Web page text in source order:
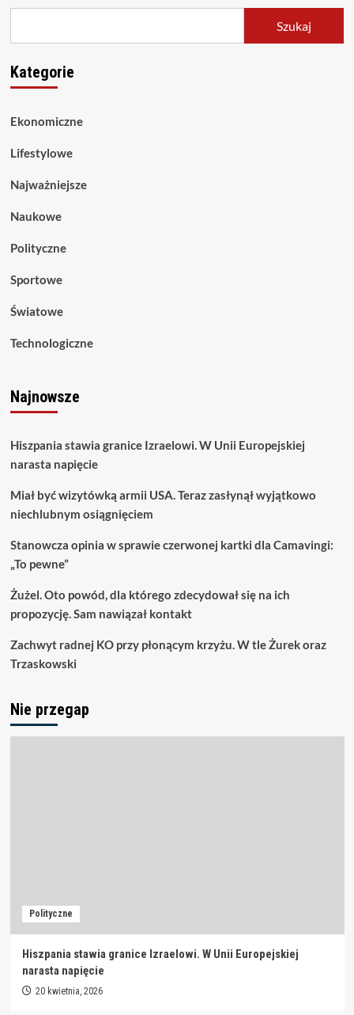
Szukaj
Kategorie
Ekonomiczne
Lifestylowe
Najważniejsze
Naukowe
Polityczne
Sportowe
Światowe
Technologiczne
Najnowsze
Hiszpania stawia granice Izraelowi. W Unii Europejskiej
narasta napięcie
Miał być wizytówką armii USA. Teraz zasłynął wyjątkowo
niechlubnym osiągnięciem
Stanowcza opinia w sprawie czerwonej kartki dla Camavingi:
„To pewne”
Żużel. Oto powód, dla którego zdecydował się na ich
propozycję. Sam nawiązał kontakt
Zachwyt radnej KO przy płonącym krzyżu. W tle Żurek oraz
Trzaskowski
Nie przegap
Polityczne
Hiszpania stawia granice Izraelowi. W Unii Europejskiej
narasta napięcie
20 kwietnia, 2026